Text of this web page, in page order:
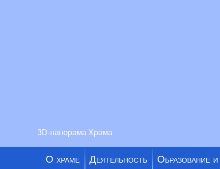
3D-панорама Храма
О храме Деятельность Образование